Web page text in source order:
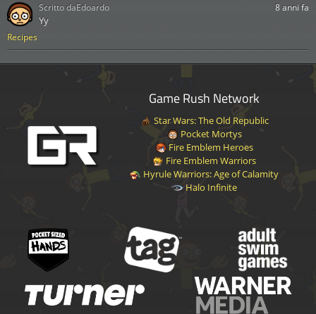
Recipes
8 anni fa
Yy
Scritto daEdoardo
Game Rush Network
Star Wars: The Old Republic
Pocket Mortys
Fire Emblem Heroes
Fire Emblem Warriors
Hyrule Warriors: Age of Calamity
Halo Infinite